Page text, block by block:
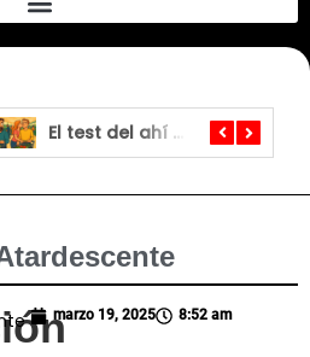
El test del ahí no es
marzo 19, 2025 8:52 am